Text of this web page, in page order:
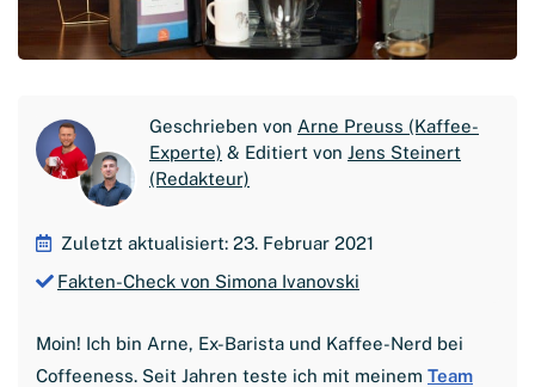
Geschrieben von Arne Preuss (Kaffee-
Experte) & Editiert von Jens Steinert
(Redakteur)
Zuletzt aktualisiert: 23. Februar 2021
Fakten-Check von Simona Ivanovski
Moin! Ich bin Arne, Ex-Barista und Kaffee-Nerd bei
Coffeeness. Seit Jahren teste ich mit meinem Team